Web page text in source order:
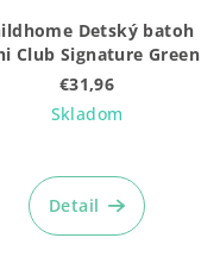
Detský batoh
Club Signature Green
€31,96
Skladom
Detail